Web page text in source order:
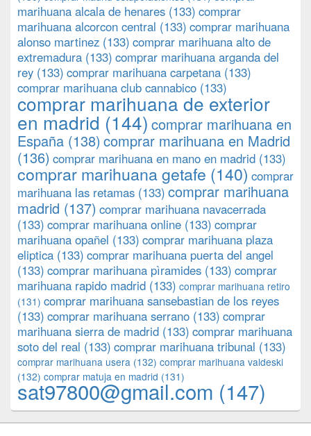
marihuana alcala de henares (133) comprar
marihuana alcorcon central (133) comprar marihuana
alonso martinez (133) comprar marihuana alto de
extremadura (133) comprar marihuana arganda del
rey (133) comprar marihuana carpetana (133)
comprar marihuana club cannabico (133)
comprar marihuana de exterior
en madrid (144) comprar marihuana en
España (138) comprar marihuana en Madrid
(136) comprar marihuana en mano en madrid (133)
comprar marihuana getafe (140) comprar
marihuana las retamas (133) comprar marihuana
madrid (137) comprar marihuana navacerrada
(133) comprar marihuana online (133) comprar
marihuana opañel (133) comprar marihuana plaza
eliptica (133) comprar marihuana puerta del angel
(133) comprar marihuana pìramides (133) comprar
marihuana rapido madrid (133) comprar marihuana retiro
(131) comprar marihuana sansebastian de los reyes
(133) comprar marihuana serrano (133) comprar
marihuana sierra de madrid (133) comprar marihuana
soto del real (133) comprar marihuana tribunal (133)
comprar marihuana usera (132) comprar marihuana valdeski
(132) comprar matuja en madrid (131)
sat97800@gmail.com (147)